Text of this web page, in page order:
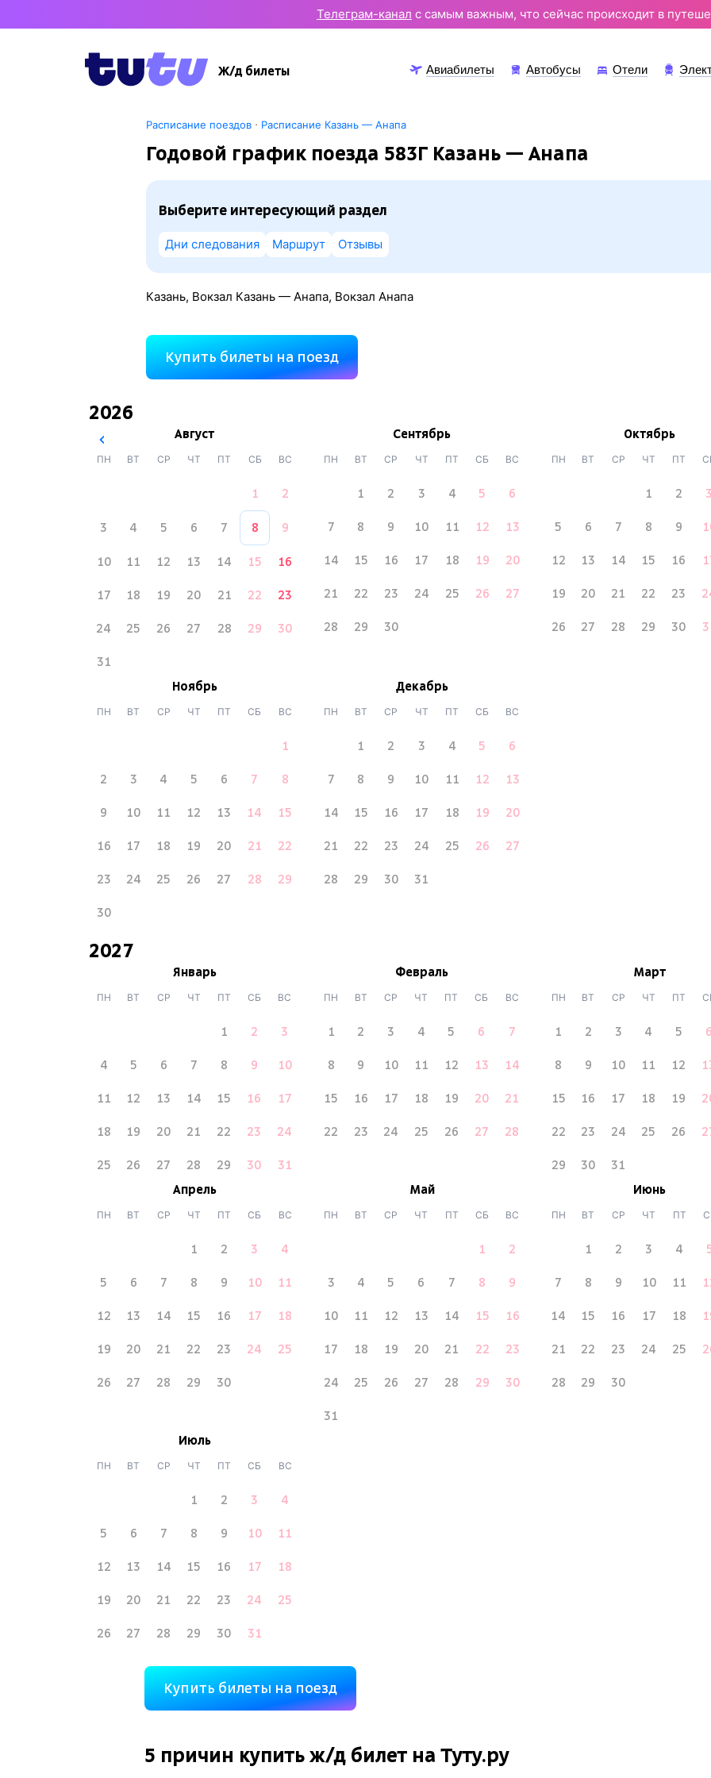
Телеграм-канал с самым важным, что сейчас происходит в
Ж/д билеты Авиабилеты Автобусы Отели
Расписание поездов· Расписание Казань — Анапа
Годовой график поезда 583Г Казань — Анапа
Выберите интересующий раздел
Дни следования Маршрут Отзывы
Казань, Вокзал Казань — Анапа, Вокзал Анапа
Купить билеты на поезд
2026
Август
ПН ВТ СР ЧТ ПТ СБ ВС
1 2
3 4 5 6 7 8 9
10 11 12 13 14 15 16
17 18 19 20 21 22 23
24 25 26 27 28 29 30
31
Сентябрь
ПН ВТ СР ЧТ ПТ СБ ВС
1 2 3 4 5 6
7 8 9 10 11 12 13
14 15 16 17 18 19 20
21 22 23 24 25 26 27
28 29 30
Октябрь
ПН ВТ СР ЧТ ПТ
1 2 3
5 6 7 8 9
12 13 14 15 16
19 20 21 22 23
26 27 28 29 30
Ноябрь
ПН ВТ СР ЧТ ПТ СБ ВС
1
2 3 4 5 6 7 8
9 10 11 12 13 14 15
16 17 18 19 20 21 22
23 24 25 26 27 28 29
30
Декабрь
ПН ВТ СР ЧТ ПТ СБ ВС
1 2 3 4 5 6
7 8 9 10 11 12 13
14 15 16 17 18 19 20
21 22 23 24 25 26 27
28 29 30 31
2027
Январь
ПН ВТ СР ЧТ ПТ СБ ВС
1 2 3
4 5 6 7 8 9 10
11 12 13 14 15 16 17
18 19 20 21 22 23 24
25 26 27 28 29 30 31
Февраль
ПН ВТ СР ЧТ ПТ СБ ВС
1 2 3 4 5 6 7
8 9 10 11 12 13 14
15 16 17 18 19 20 21
22 23 24 25 26 27 28
Март
ПН ВТ СР ЧТ ПТ
1 2 3 4 5 6
8 9 10 11 12
15 16 17 18 19
22 23 24 25 26
29 30
31
Апрель
ПН ВТ СР ЧТ ПТ СБ ВС
1 2 3 4
5 6 7 8 9 10 11
12 13 14 15 16 17 18
19 20 21 22 23 24 25
26 27 28 29 30
Май
ПН ВТ СР ЧТ ПТ СБ ВС
1 2
3 4 5 6 7 8 9
10 11 12 13 14 15 16
17 18 19 20 21 22 23
24 25 26 27 28 29 30
31
Июнь
ПН ВТ СР ЧТ ПТ
1 2 3 4
7 8 9 10 11
14 15 16 17 18
21 22 23 24 25
28 29 30
Июль
ПН ВТ СР ЧТ ПТ СБ ВС
1 2 3 4
5 6 7 8 9 10 11
12 13 14 15 16 17 18
19 20 21 22 23 24 25
26 27 28 29 30 31
Купить билеты на поезд
5 причин купить ж/дбилет на Туту.ру